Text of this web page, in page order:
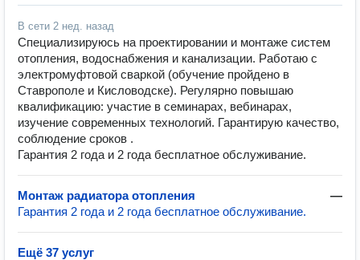
В сети 2 нед. назад
Специализируюсь на проектировании и монтаже систем
отопления, водоснабжения и канализации. Работаю с
электромуфтовой сваркой (обучение пройдено в
Ставрополе и Кисловодске). Регулярно повышаю
квалификацию: участие в семинарах, вебинарах,
изучение современных технологий. Гарантирую качество,
соблюдение сроков .
Гарантия 2 года и 2 года бесплатное обслуживание.
Монтаж радиатора отопления
—
Гарантия 2 года и 2 года бесплатное обслуживание.
Ещё 37 услуг